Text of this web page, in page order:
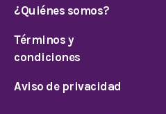
¿Quiénes somos?
Términos y
condiciones
Aviso de privacidad